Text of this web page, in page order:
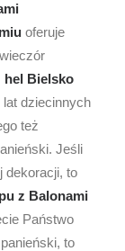
oferuje
hel Bielsko
lat dziecinnych
też
Jeśli
dekoracji, to
z Balonami
Państwo
to